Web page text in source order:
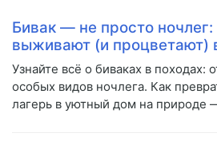
Бивак — не просто
выживают (и процветают)
Узнайте всё о биваках в походах:
особых видов ночлега. Как
лагерь в уютный дом на природе